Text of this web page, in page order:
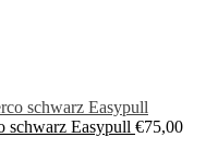
schwarz Easypull €75,00